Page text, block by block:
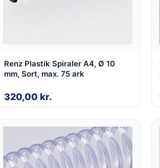
Renz Plastik Spiraler A4, Ø 10
mm, Sort, max. 75 ark
320,00 kr.